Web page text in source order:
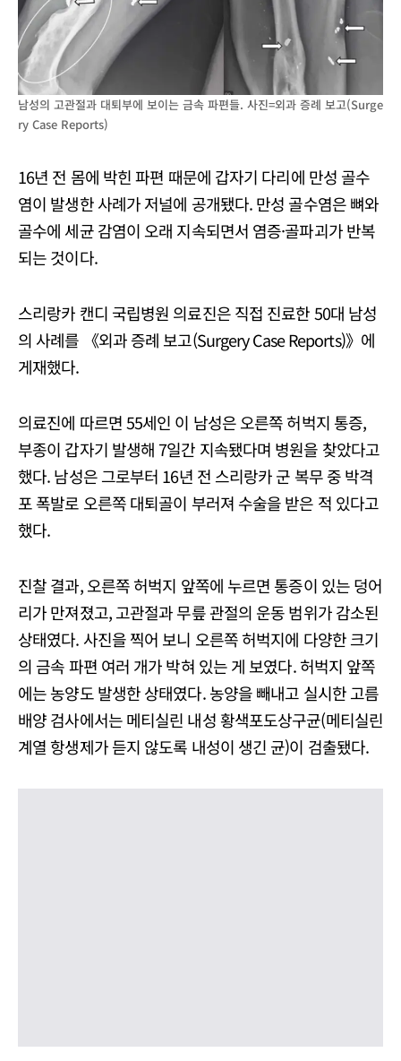
남성의 고관절과 대퇴부에 보이는 금속 파편들. 사진=외과 증례 보고(Surge
ry Case Reports)
16년 전 몸에 박힌 파편 때문에 갑자기 다리에 만성 골수
염이 발생한 사례가 저널에 공개됐다. 만성 골수염은 뼈와
골수에 세균 감염이 오래 지속되면서 염증·골파괴가 반복
되는 것이다.
스리랑카 캔디 국립병원 의료진은 직접 진료한 50대 남성
의 사례를 《외과 증례 보고(Surgery Case Reports)》에
게재했다.
의료진에 따르면 55세인 이 남성은 오른쪽 허벅지 통증,
부종이 갑자기 발생해 7일간 지속됐다며 병원을 찾았다고
했다. 남성은 그로부터 16년 전 스리랑카 군 복무 중 박격
포 폭발로 오른쪽 대퇴골이 부러져 수술을 받은 적 있다고
했다.
진찰 결과, 오른쪽 허벅지 앞쪽에 누르면 통증이 있는 덩어
리가 만져졌고, 고관절과 무릎 관절의 운동 범위가 감소된
상태였다. 사진을 찍어 보니 오른쪽 허벅지에 다양한 크기
의 금속 파편 여러 개가 박혀 있는 게 보였다. 허벅지 앞쪽
에는 농양도 발생한 상태였다. 농양을 빼내고 실시한 고름
배양 검사에서는 메티실린 내성 황색포도상구균(메티실린
계열 항생제가 듣지 않도록 내성이 생긴 균)이 검출됐다.